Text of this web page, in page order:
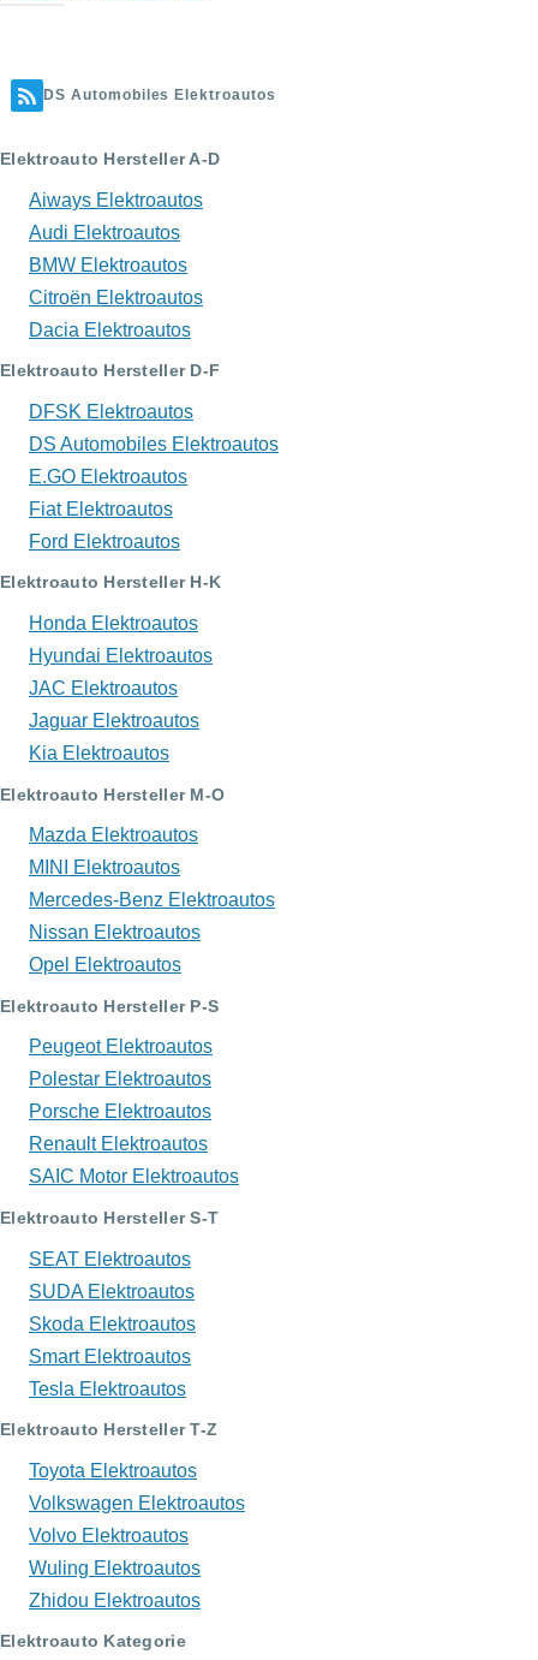
DS Automobiles Elektroautos
Elektroauto Hersteller A-D
Aiways Elektroautos
Audi Elektroautos
BMW Elektroautos
Citroën Elektroautos
Dacia Elektroautos
Elektroauto Hersteller D-F
DFSK Elektroautos
DS Automobiles Elektroautos
E.GO Elektroautos
Fiat Elektroautos
Ford Elektroautos
Elektroauto Hersteller H-K
Honda Elektroautos
Hyundai Elektroautos
JAC Elektroautos
Jaguar Elektroautos
Kia Elektroautos
Elektroauto Hersteller M-O
Mazda Elektroautos
MINI Elektroautos
Mercedes-Benz Elektroautos
Nissan Elektroautos
Opel Elektroautos
Elektroauto Hersteller P-S
Peugeot Elektroautos
Polestar Elektroautos
Porsche Elektroautos
Renault Elektroautos
SAIC Motor Elektroautos
Elektroauto Hersteller S-T
SEAT Elektroautos
SUDA Elektroautos
Skoda Elektroautos
Smart Elektroautos
Tesla Elektroautos
Elektroauto Hersteller T-Z
Toyota Elektroautos
Volkswagen Elektroautos
Volvo Elektroautos
Wuling Elektroautos
Zhidou Elektroautos
Elektroauto Kategorie